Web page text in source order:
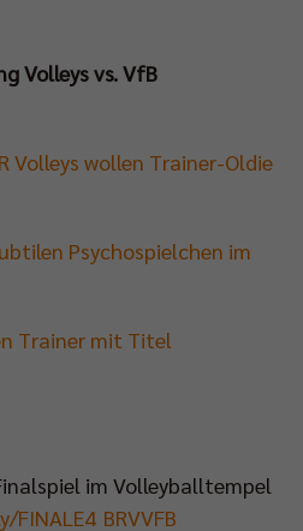
Volleys vs. VfB
Volleys wollen Trainer-Oldie
Psychospielchen im
Trainer mit Titel
im Volleyballtempel